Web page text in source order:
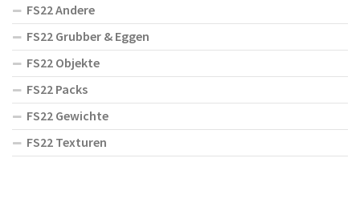
FS22 Andere
FS22 Grubber & Eggen
FS22 Objekte
FS22 Packs
FS22 Gewichte
FS22 Texturen